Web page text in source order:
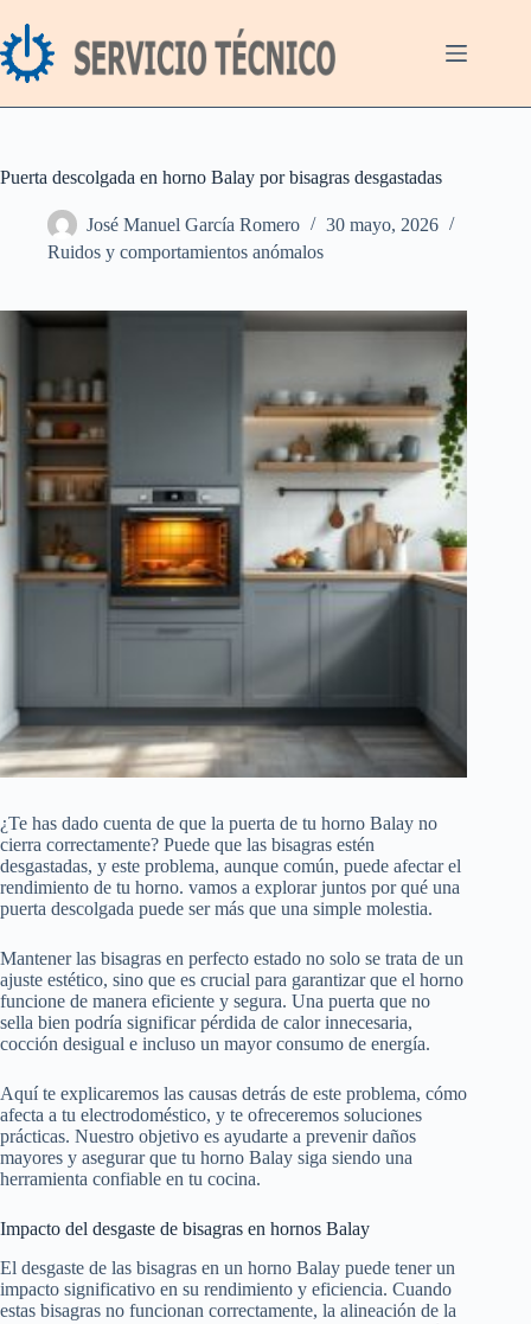
al
contenido
Puerta descolgada en horno Balay por bisagras desgastadas
José Manuel García Romero
30 mayo, 2026
Ruidos y comportamientos anómalos
¿Te has dado cuenta de que la puerta de tu horno Balay no
cierra correctamente? Puede que las bisagras estén
desgastadas, y este problema, aunque común, puede afectar el
rendimiento de tu horno. vamos a explorar juntos por qué una
puerta descolgada puede ser más que una simple molestia.
Mantener las bisagras en perfecto estado no solo se trata de un
ajuste estético, sino que es crucial para garantizar que el horno
funcione de manera eficiente y segura. Una puerta que no
sella bien podría significar pérdida de calor innecesaria,
cocción desigual e incluso un mayor consumo de energía.
Aquí te explicaremos las causas detrás de este problema, cómo
afecta a tu electrodoméstico, y te ofreceremos soluciones
prácticas. Nuestro objetivo es ayudarte a prevenir daños
mayores y asegurar que tu horno Balay siga siendo una
herramienta confiable en tu cocina.
Impacto del desgaste de bisagras en hornos Balay
El desgaste de las bisagras en un horno Balay puede tener un
impacto significativo en su rendimiento y eficiencia. Cuando
estas bisagras no funcionan correctamente, la alineación de la